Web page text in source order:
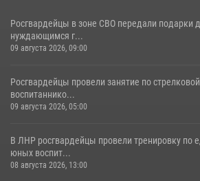
Росгвардейцы в зоне СВО передали подарки
нуждающимся г...
09 августа 2026, 09:00
Росгвардейцы провели занятие по
воспитаннико...
09 августа 2026, 05:00
В ЛНР росгвардейцы провели тренировку по
юных воспит...
08 августа 2026, 13:00